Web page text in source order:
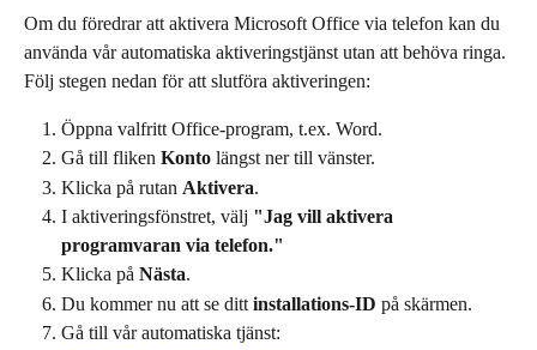
Om du föredrar att aktivera Microsoft Office via telefon kan du
använda vår automatiska aktiveringstjänst utan att behöva ringa.
Följ stegen nedan för att slutföra aktiveringen:
Öppna valfritt Office-program, t.ex. Word.
Gå till fliken Konto längst ner till vänster.
Klicka på rutan Aktivera.
I aktiveringsfönstret, välj "Jag vill aktivera
programvaran via telefon."
Klicka på Nästa.
Du kommer nu att se ditt installations-ID på skärmen.
Gå till vår automatiska tjänst: